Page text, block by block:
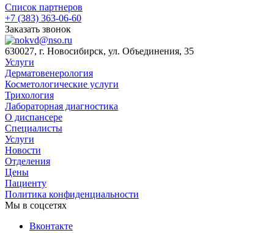
Список партнеров
+7 (383) 363-06-60
Заказать звонок
630027, г. Новосибирск, ул. Объединения, 35
Услуги
Дерматовенерология
Косметологические услуги
Трихология
Лабораторная диагностика
О диспансере
Специалисты
Услуги
Новости
Отделения
Цены
Пациенту
Политика конфиденциальности
Мы в соцсетях
Вконтакте